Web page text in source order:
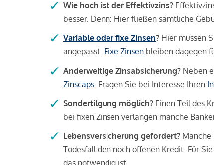
Wie hoch ist der Effektivzins?
besser. Denn: Hier fließen sämtliche
Variable oder fixe Zinsen? Hier müssen
angepasst. Fixe Zinsen bleiben dagegen
Anderweitige Zinsabsicherung? Neben
Zinscaps . Fragen Sie bei Interesse Ihren
Sondertilgung möglich? Einen Teil des
bei fixen Zinsen verlangen manche
Lebensversicherung gefordert? Manche
Todesfall den noch offenen Kredit. Für
das notwendig ist.